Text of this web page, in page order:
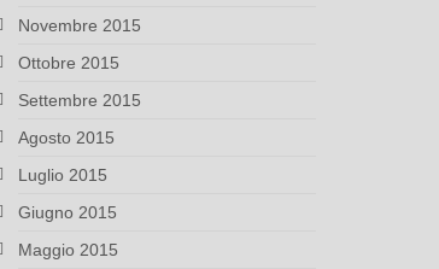
Novembre 2015
Ottobre 2015
Settembre 2015
Agosto 2015
Luglio 2015
Giugno 2015
Maggio 2015